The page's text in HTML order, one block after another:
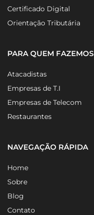
Certificado Digital
Orientação Tributária
PARA QUEM FAZEMOS
Atacadistas
Empresas de T.I
Empresas de Telecom
Restaurantes
NAVEGAÇÃO RÁPIDA
Home
Sobre
Blog
Contato